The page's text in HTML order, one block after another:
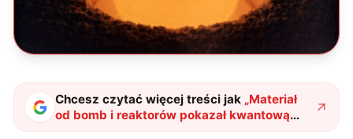
Chcesz czytać więcej treści jak „Materiał
od bomb i reaktorów pokazał kwantową
sztuczkę. Takie odkrycia zmieniają sposób